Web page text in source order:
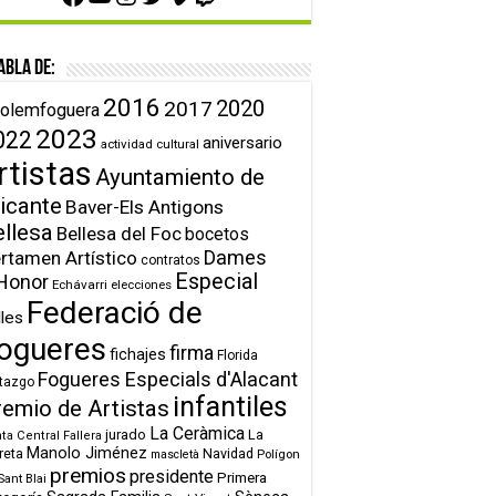
de:
2016 2017 2020
2023 actividad cultural aniversario
Ayuntamiento de
Baver-Els Antigons
Bellesa del Focbocetos
Artístico contratos Dames
Echávarri elecciones Especial
Federació de
fichajes firma Florida
Fogueres Especials d'Alacant
de Artistas infantiles
Central Fallera jurado La Ceràmica La
Manolo Jiménez mascletà Navidad Polígon
Blai premios presidentePrimera